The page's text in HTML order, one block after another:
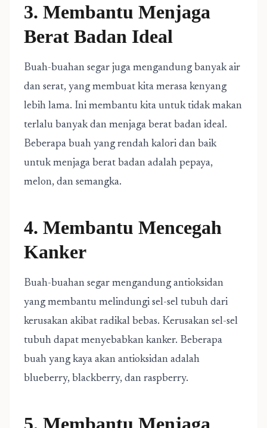
3. Membantu Menjaga
Berat Badan Ideal
Buah-buahan segar juga mengandung banyak air
dan serat, yang membuat kita merasa kenyang
lebih lama. Ini membantu kita untuk tidak makan
terlalu banyak dan menjaga berat badan ideal.
Beberapa buah yang rendah kalori dan baik
untuk menjaga berat badan adalah pepaya,
melon, dan semangka.
4. Membantu Mencegah
Kanker
Buah-buahan segar mengandung antioksidan
yang membantu melindungi sel-sel tubuh dari
kerusakan akibat radikal bebas. Kerusakan sel-sel
tubuh dapat menyebabkan kanker. Beberapa
buah yang kaya akan antioksidan adalah
blueberry, blackberry, dan raspberry.